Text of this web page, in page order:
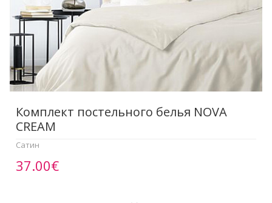
Комплект постельного белья NOVA
CREAM
Сатин
37.00€